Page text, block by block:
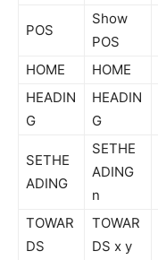
POS
Show
POS
HOME
HOME
HEADIN
G
HEADIN
G
SETHE
ADING
SETHE
ADING
n
TOWAR
DS
TOWAR
DS x y